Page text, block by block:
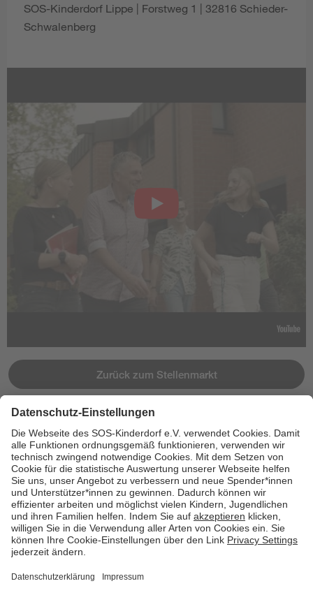
SOS-Kinderdorf Lippe | Forstweg 1 | 32816 Schieder-
Schwalenberg
Zurück zum Stellenmarkt
Jetzt bewerben